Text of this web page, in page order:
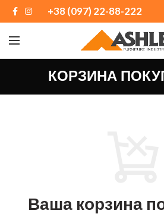
+38 (097) 22-88-222
КОРЗИНА
Ваша корзина